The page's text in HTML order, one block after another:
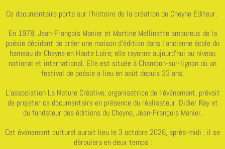
Ce documentaire porte sur l’histoire de la création de Cheyne Editeur.
En 1978, Jean-François Manier et Martine Mellinette amoureux de la
poésie décident de créer une maison d’édition dans l'ancienne école du
hameau de Cheyne en Haute Loire; elle rayonne aujourd’hui au niveau
national et international. Elle est située à Chambon-sur-lignon où un
festival de poésie a lieu en août depuis 33 ans.
L‘association La Nature Créative, organisatrice de l'événement, prévoit
de projeter ce documentaire en présence du réalisateur, Didier Ray et
du fondateur des éditions du Cheyne, Jean-François Manier.
Cet événement culturel aurait lieu le 3 octobre 2026, après-midi ; il se
déroulera en deux temps :